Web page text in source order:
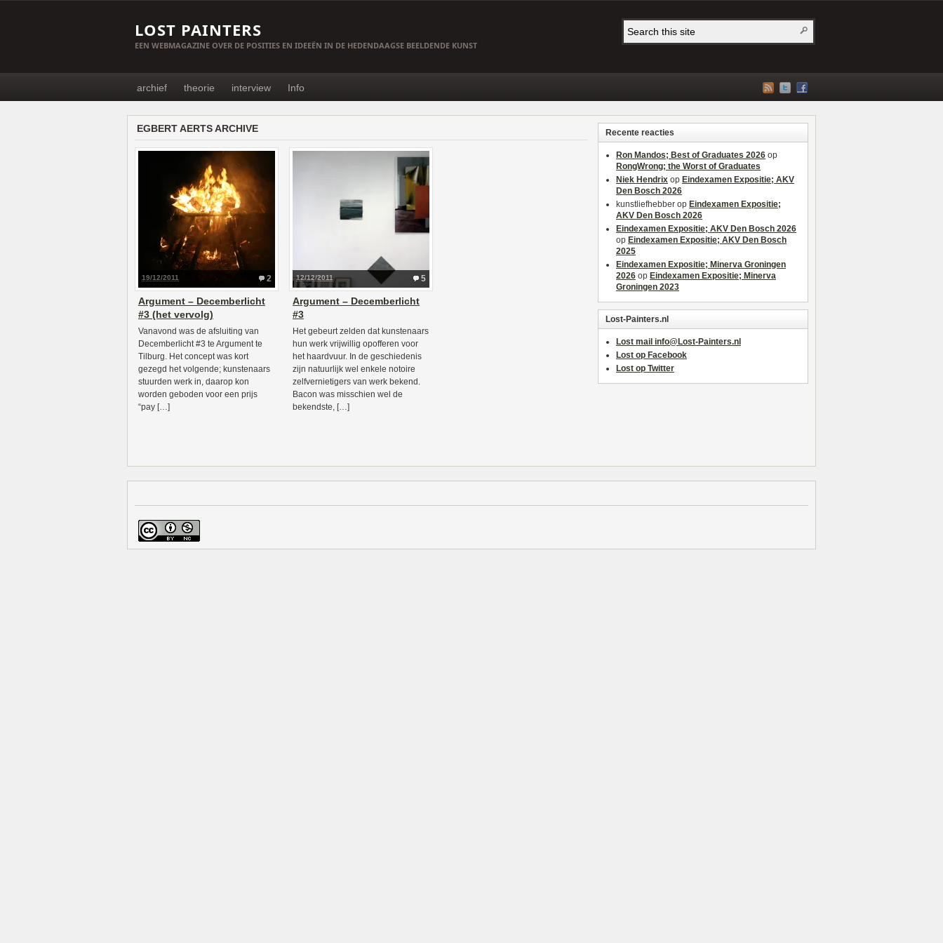
LOST PAINTERS
EEN WEBMAGAZINE OVER DE POSITIES EN IDEEËN IN DE HEDENDAAGSE BEELDENDE KUNST
archief theorie interview Info
EGBERT AERTS ARCHIVE
2
19/12/2011
Argument – Decemberlicht
#3 (het vervolg)
Vanavond was de afsluiting van
Decemberlicht #3 te Argument te
Tilburg. Het concept was kort
gezegd het volgende; kunstenaars
stuurden werk in, daarop kon
worden geboden voor een prijs
“pay […]
5
12/12/2011
Argument – Decemberlicht
#3
Het gebeurt zelden dat kunstenaars
hun werk vrijwillig opofferen voor
het haardvuur. In de geschiedenis
zijn natuurlijk wel enkele notoire
zelfvernietigers van werk bekend.
Bacon was misschien wel de
bekendste, […]
Recente reacties
Ron Mandos; Best of Graduates 2026 op
RongWrong; the Worst of Graduates
Niek Hendrix op Eindexamen Expositie; AKV
Den Bosch 2026
kunstliefhebber op Eindexamen Expositie;
AKV Den Bosch 2026
Eindexamen Expositie; AKV Den Bosch 2026
op Eindexamen Expositie; AKV Den Bosch
2025
Eindexamen Expositie; Minerva Groningen
2026 op Eindexamen Expositie; Minerva
Groningen 2023
Lost-Painters.nl
Lost mail info@Lost-Painters.nl
Lost op Facebook
Lost op Twitter